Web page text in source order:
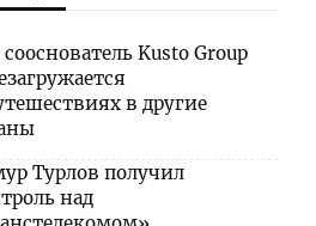
Kusto Group
в другие
Турлов получил
над